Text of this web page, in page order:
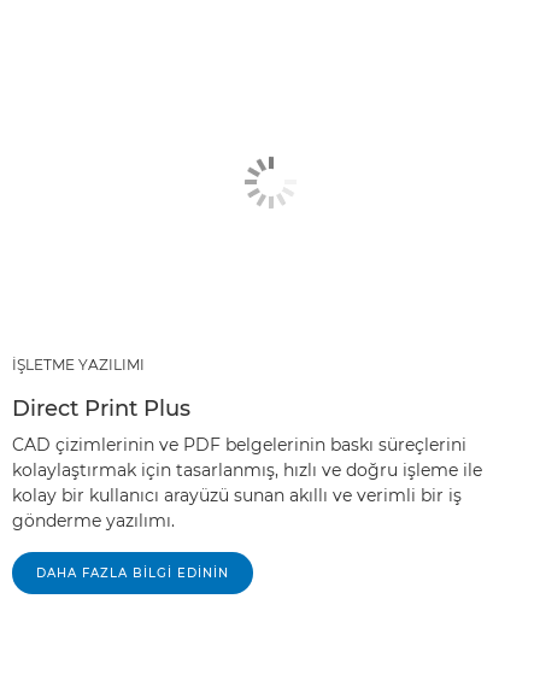
İŞLETME YAZILIMI
Direct Print Plus
CAD çizimlerinin ve PDF belgelerinin baskı süreçlerini
kolaylaştırmak için tasarlanmış, hızlı ve doğru işleme ile
kolay bir kullanıcı arayüzü sunan akıllı ve verimli bir iş
gönderme yazılımı.
DAHA FAZLA BİLGİ EDİNİN